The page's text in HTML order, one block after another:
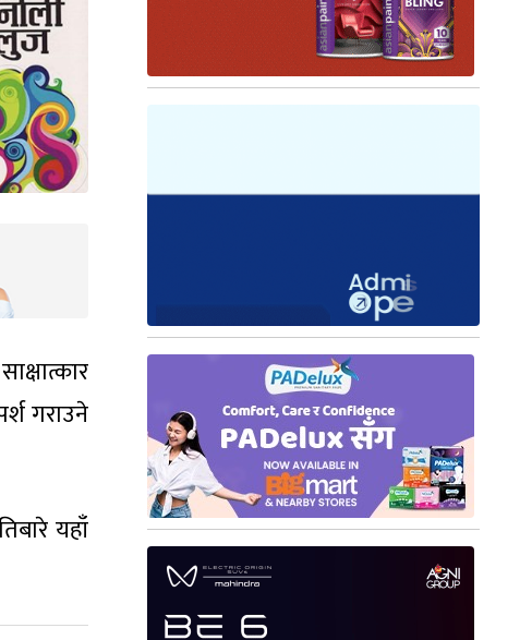
गराउने
यहाँ